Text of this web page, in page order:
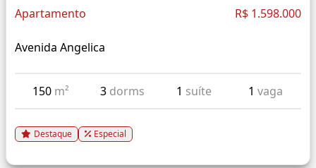
Apartamento R$ 1.598.000
Avenida Angelica
150 m² 3 dorms 1 suíte 1 vaga
Destaque Especial